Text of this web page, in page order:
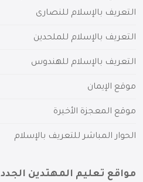
التعريف بالإسلام للنصارى
التعريف بالإسلام للملحدين
التعريف بالإسلام للهندوس
موقع الإيمان
موقع المعجزة الأخيرة
الحوار المباشر للتعريف بالإسلام
مواقع تعليم المهتدين الجدد